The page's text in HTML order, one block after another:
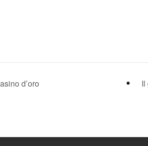
d’oro Il